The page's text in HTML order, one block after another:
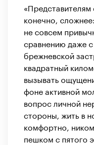
«Представителям
конечно,
не совсем
сравнению даже
брежневской
квадратный
вызывать
фоне активной
вопрос личной
стороны, жить в
комфортно,
пешком с пятого